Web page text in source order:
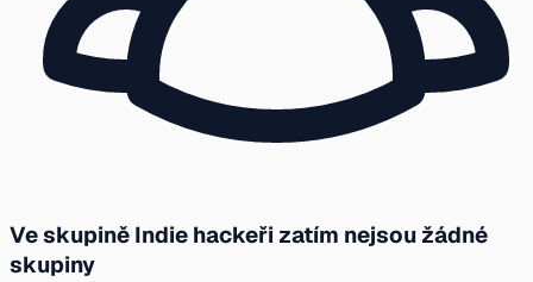
Ve skupině Indie hackeři zatím nejsou žádné
skupiny